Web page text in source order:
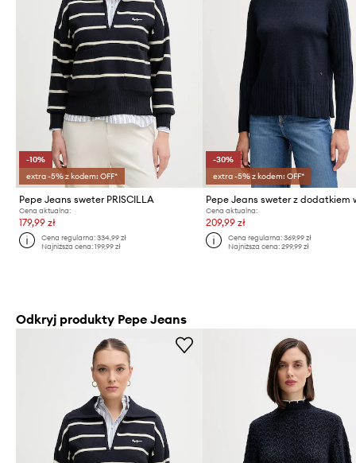
-10%
extra -5% z kodem: OFF*
Pepe Jeans sweter PRISCILLA
Cena aktualna:
179,99 zł
Cena regularna:334,99 zł
Najniższa cena:199,99 zł
-30%
extra -5% z kodem: OFF*
Pepe Jeans sweter z dodatkiem
Cena aktualna:
209,99 zł
Cena regularna: 369,99 zł
Najniższa cena: 299,99 zł
Odkryj produkty Pepe Jeans